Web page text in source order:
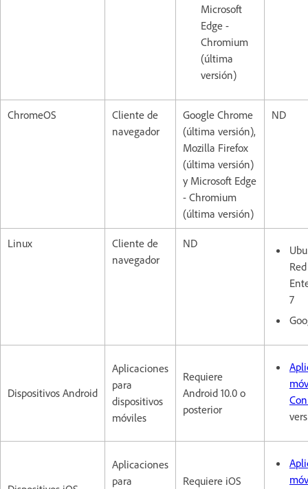
Microsoft
Edge -
Chromium
(última
versión)
ChromeOS
Cliente de
navegador
Google Chrome
(última versión),
Mozilla Firefox
(última versión)
y Microsoft Edge
- Chromium
(última versión)
ND
Linux
Cliente de
navegador
ND
7
Dispositivos Android
Aplicaciones
para
dispositivos
móviles
Requiere
Android 10.0 o
posterior
Aplicaciones
para
Requiere iOS